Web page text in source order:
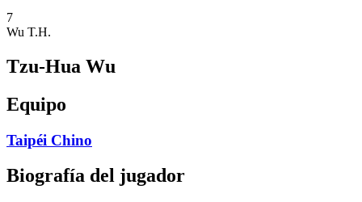
7
Wu T.H.
Tzu-Hua Wu
Equipo
Taipéi Chino
Biografía del jugador